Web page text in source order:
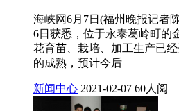
海峡网6月7日(福州晚报记者
6日获悉，位于永泰葛岭町的
花育苗、栽培、加工生产已
的成熟，预计今后
新闻中心 2021-02-07 60人阅